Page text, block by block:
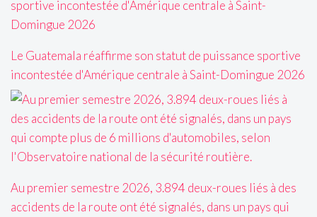
Le Guatemala réaffirme son statut de puissance sportive
incontestée d'Amérique centrale à Saint-Domingue 2026
Au premier semestre 2026, 3.894 deux-roues liés à des
accidents de la route ont été signalés, dans un pays qui